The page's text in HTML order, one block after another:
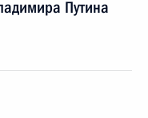
Путина